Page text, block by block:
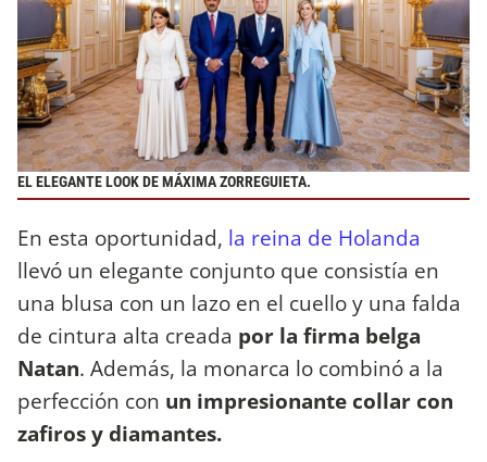
EL ELEGANTE LOOK DE MÁXIMA ZORREGUIETA.
En esta oportunidad, la reina de Holanda
llevó un elegante conjunto que consistía en
una blusa con un lazo en el cuello y una falda
de cintura alta creada por la firma belga
Natan. Además, la monarca lo combinó a la
perfección con un impresionante collar con
zafiros y diamantes.